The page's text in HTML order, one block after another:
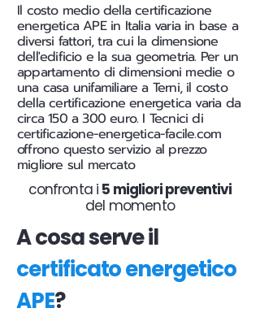
Il costo medio della certificazione
energetica APE in Italia varia in base a
diversi fattori, tra cui la dimensione
dell'edificio e la sua geometria. Per un
appartamento di dimensioni medie o
una casa unifamiliare a Terni, il costo
della certificazione energetica varia da
circa 150 a 300 euro. I Tecnici di
certificazione-energetica-facile.com
offrono questo servizio al prezzo
migliore sul mercato
confronta i 5 migliori preventivi
del momento
A cosa serve il
certificato energetico
APE?